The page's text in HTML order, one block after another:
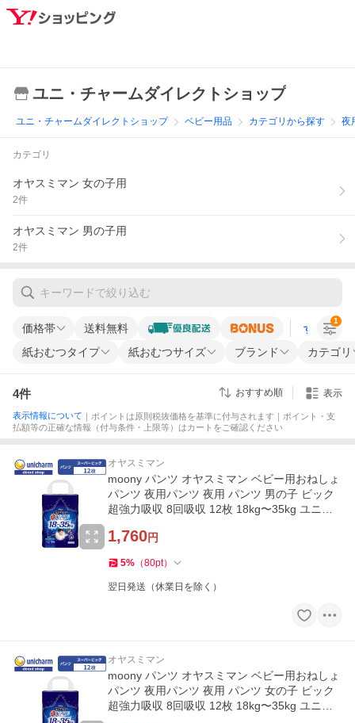
ユニ・チャームダイレクトショップ
ユニ・チャームダイレクトショップ ベビー用品 カテゴリから探す 夜
カテゴリ
オヤスミマン 女の子用
2件
オヤスミマン 男の子用
2件
価格帯 送料無料 すべての条
紙おむつタイプ 紙おむつサイズ ブランド カテゴリ
1
4件 おすすめ順 表示
表示情報について ｜ポイントは原則税抜価格を基準に付与されます｜ポイント・支
払額等の正確な情報（付与条件・上限等）はカートをご確認ください
オヤスミマン
moony パンツ オヤスミマン ベビー用おねしょ
パンツ 夜用パンツ 夜用 パンツ 男の子 ビック
超強力吸収 8回吸収 12枚 18kg〜35kg ユニ・
1,760円
5% （80pt）
翌日発送（休業日を除く）
オヤスミマン
moony パンツ オヤスミマン ベビー用おねしょ
パンツ 夜用パンツ 夜用 パンツ 女の子 ビック
超強力吸収 8回吸収 12枚 18kg〜35kg ユニ・